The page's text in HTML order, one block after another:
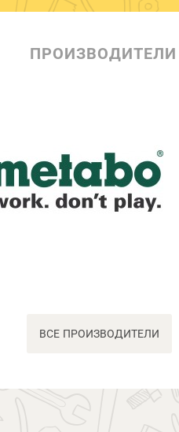
ПРОИЗВОДИТЕЛИ
ВСЕ ПРОИЗВОДИТЕЛИ